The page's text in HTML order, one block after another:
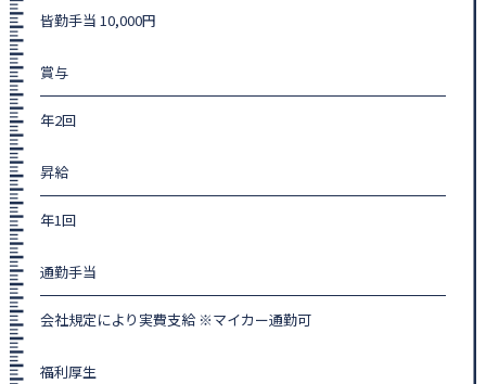
皆勤手当 10,000円
賞与
年2回
昇給
年1回
通勤手当
会社規定により実費支給 ※マイカー通勤可
福利厚生